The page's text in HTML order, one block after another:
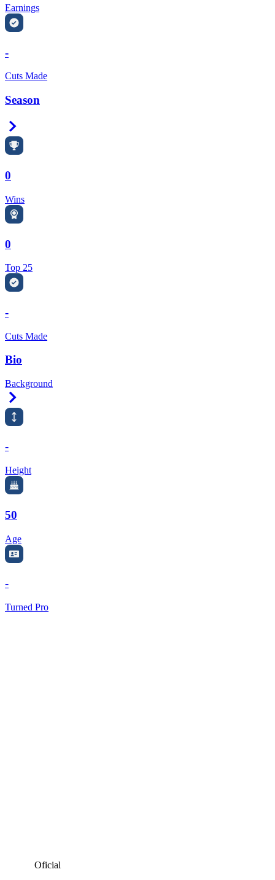
Earnings
-
Cuts Made
Season
0
Wins
0
Top 25
-
Cuts Made
Bio
Background
-
Height
50
Age
-
Turned Pro
Oficial